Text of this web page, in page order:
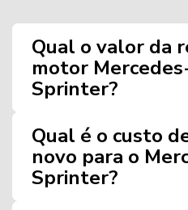
Qual o valor da
motor
Sprinter?
Qual é o custo
novo para o
Sprinter?